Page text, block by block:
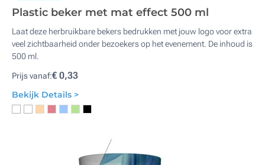
Plastic beker met mat effect 500 ml
Laat deze herbruikbare bekers bedrukken met jouw logo voor extra
veel zichtbaarheid onder bezoekers op het evenement. De inhoud is
500 ml.
Prijs vanaf:€ 0,33
Bekijk Details >